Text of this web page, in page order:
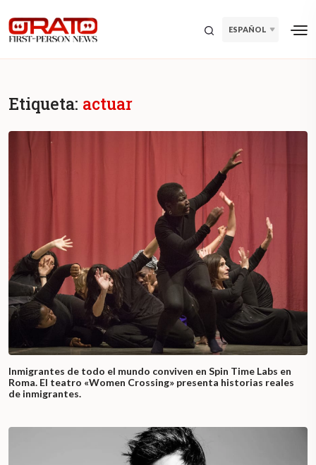
ESPAÑOL
Etiqueta: actuar
Inmigrantes de todo el mundo conviven en Spin Time Labs en
Roma. El teatro «Women Crossing» presenta historias reales
de inmigrantes.